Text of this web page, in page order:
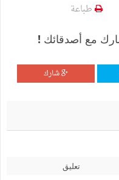
طباعة
مع أصدقائك !
شارك
تعليق